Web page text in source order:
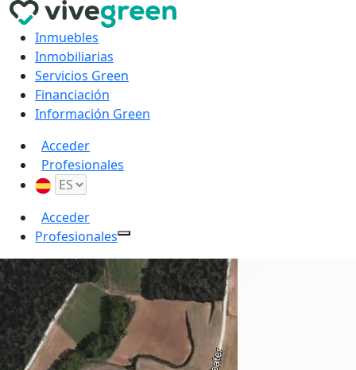
Inmuebles
Inmobiliarias
Servicios Green
Financiación
Información Green
Acceder
Profesionales
Acceder
Profesionales